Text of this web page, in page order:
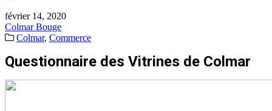
février 14, 2020
Colmar Bouge
Colmar, Commerce
Questionnaire des Vitrines de Colmar